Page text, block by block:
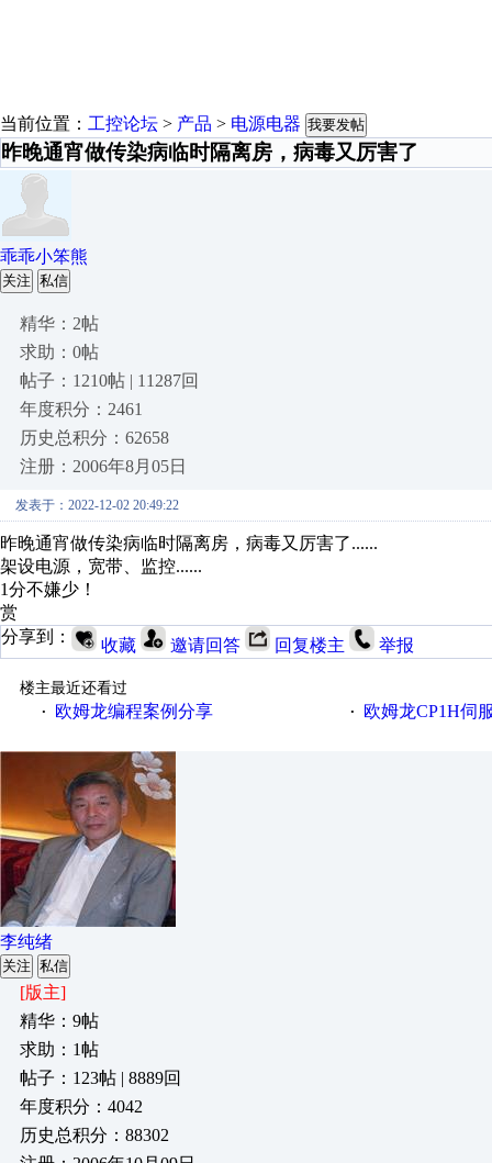
当前位置： 工控论坛 > 产品 > 电源电器 我要发帖
昨晚通宵做传染病临时隔离房，病毒又厉害了
乖乖小笨熊
关注 私信
精华：2帖
求助：0帖
帖子：1210帖 | 11287回
年度积分：2461
历史总积分：62658
注册：2006年8月05日
发表于：2022-12-02 20:49:22
昨晚通宵做传染病临时隔离房，病毒又厉害了......
架设电源，宽带、监控......
1分不嫌少！
赏
分享到：
收藏 邀请回答 回复楼主 举报
楼主最近还看过
·
欧姆龙编程案例分享 · 欧姆龙CP1H伺
李纯绪
关注 私信
[版主]
精华：9帖
求助：1帖
帖子：123帖 | 8889回
年度积分：4042
历史总积分：88302